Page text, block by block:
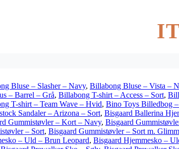
Bluse – Slasher – Navy, Billabong Bluse – Vista –
– Barrel – Grå, Billabong T-shirt – Access – Sort,
T-shirt – Team Wave – Hvid, Bino Toys Billedbog
Sandaler – Arizona – Sort, Bisgaard Ballerina
Gummistøvler – Kort – Navy, Bisgaard
– Sort, Bisgaard Gummistøvler – Sort m.
– Uld – Brun Leopard, Bisgaard Hjemmesko –